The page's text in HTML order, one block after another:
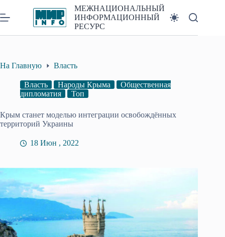
к
сути
МЕЖНАЦИОНАЛЬНЫЙ
ИНФОРМАЦИОННЫЙ
РЕСУРС
На Главную Власть
Власть Народы Крыма
Общественная
дипломатия
Топ
Крым станет моделью интеграции освобождённых
территорий Украины
18 Июн , 2022